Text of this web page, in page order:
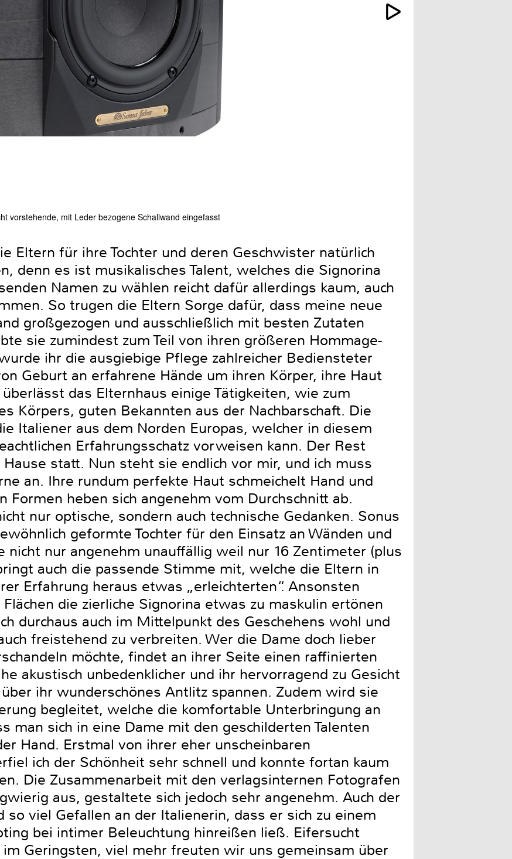
vorstehende, mit Leder bezogene Schallwand eingefasst
Eltern für ihre Tochter und deren Geschwister natürlich
denn es ist musikalisches Talent, welches die Signorina
Namen zu wählen reicht dafür allerdings kaum, auch
So trugen die Eltern Sorge dafür, dass meine neue
großgezogen und ausschließlich mit besten Zutaten
sie zumindest zum Teil von ihren größeren Hommage-
ihr die ausgiebige Pflege zahlreicher Bediensteter
Geburt an erfahrene Hände um ihren Körper, ihre Haut
das Elternhaus einige Tätigkeiten, wie zum
Körpers, guten Bekannten aus der Nachbarschaft. Die
Italiener aus dem Norden Europas, welcher in diesem
Erfahrungsschatz vorweisen kann. Der Rest
statt. Nun steht sie endlich vor mir, und ich muss
an. Ihre rundum perfekte Haut schmeichelt Hand und
Formen heben sich angenehm vom Durchschnitt ab.
nur optische, sondern auch technische Gedanken. Sonus
geformte Tochter für den Einsatz an Wänden und
nicht nur angenehm unauffällig weil nur 16 Zentimeter (plus
auch die passende Stimme mit, welche die Eltern in
Erfahrung heraus etwas „erleichterten“. Ansonsten
die zierliche Signorina etwas zu maskulin ertönen
durchaus auch im Mittelpunkt des Geschehens wohl und
freistehend zu verbreiten. Wer die Dame doch lieber
möchte, findet an ihrer Seite einen raffinierten
akustisch unbedenklicher und ihr hervorragend zu Gesicht
ihr wunderschönes Antlitz spannen. Zudem wird sie
begleitet, welche die komfortable Unterbringung an
man sich in eine Dame mit den geschilderten Talenten
Hand. Erstmal von ihrer eher unscheinbaren
ich der Schönheit sehr schnell und konnte fortan kaum
Die Zusammenarbeit mit den verlagsinternen Fotografen
aus, gestaltete sich jedoch sehr angenehm. Auch der
so viel Gefallen an der Italienerin, dass er sich zu einem
bei intimer Beleuchtung hinreißen ließ. Eifersucht
Geringsten, viel mehr freuten wir uns gemeinsam über